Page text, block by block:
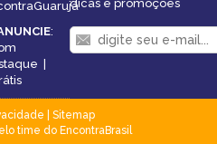
:
|
dicas e promoções
Sitemap
time do EncontraBrasil